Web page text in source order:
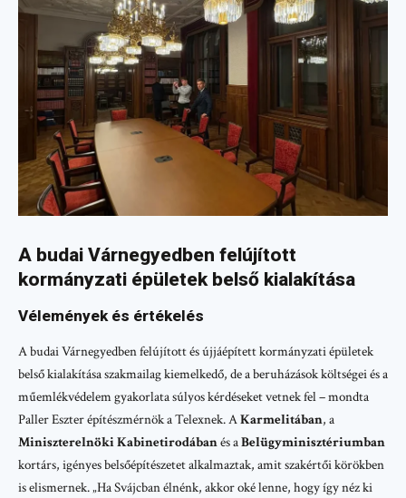
A budai Várnegyedben felújított
kormányzati épületek belső kialakítása
Vélemények és értékelés
A budai Várnegyedben felújított és újjáépített kormányzati épületek
belső kialakítása szakmailag kiemelkedő, de a beruházások költségei és a
műemlékvédelem gyakorlata súlyos kérdéseket vetnek fel – mondta
Paller Eszter építészmérnök a Telexnek. AKarmelitában, a
Miniszterelnöki Kabinetirodábanés aBelügyminisztériumban
kortárs, igényes belsőépítészetet alkalmaztak, amit szakértői körökben
is elismernek. „Ha Svájcban élnénk, akkor oké lenne, hogy így néz ki